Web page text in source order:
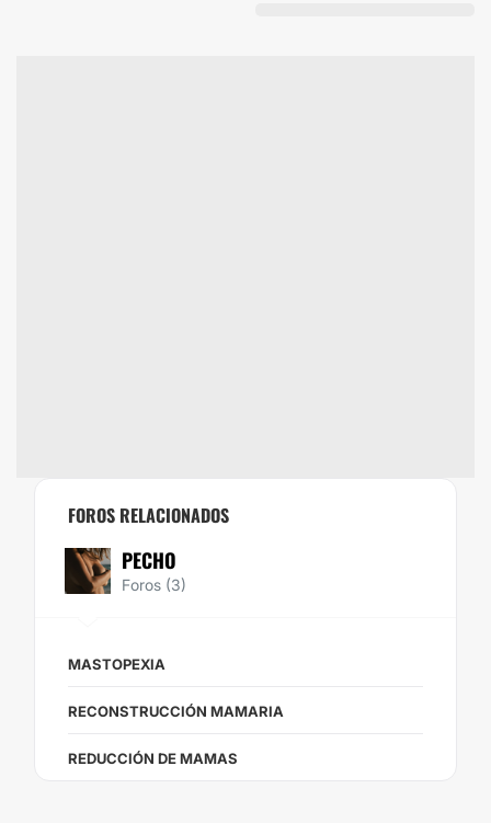
FOROS RELACIONADOS
PECHO
Foros (3)
MASTOPEXIA
RECONSTRUCCIÓN MAMARIA
REDUCCIÓN DE MAMAS